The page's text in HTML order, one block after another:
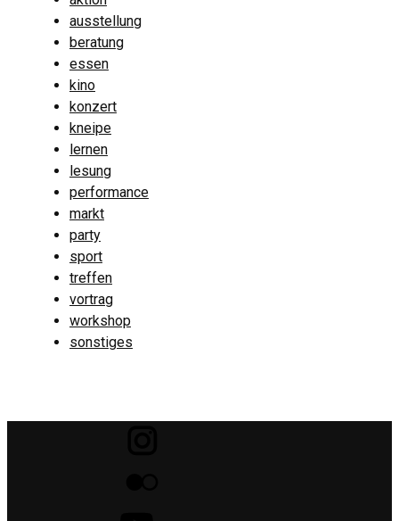
ausstellung
beratung
essen
kino
konzert
kneipe
lernen
lesung
performance
markt
party
sport
treffen
vortrag
workshop
sonstiges